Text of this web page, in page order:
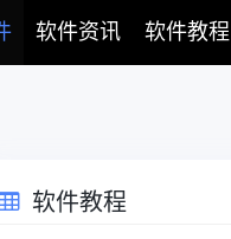
软件资讯 软件教程
软件教程